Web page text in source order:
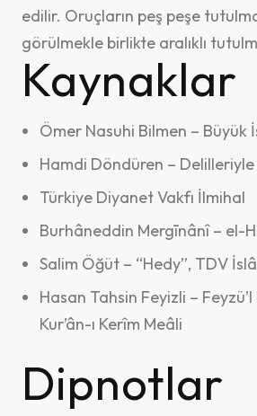
edilir. Oruçların peş peşe
görülmekle birlikte aralıklı
Kaynaklar
Ömer Nasuhi Bilmen – Büyük
Hamdi Döndüren –
Türkiye Diyanet Vakfı İlmihal
Burhâneddin Mergīnânî – el-
Salim Öğüt – “Hedy”, TDV
Hasan Tahsin Feyizli –
Kur’ân-ı Kerîm Meâli
Dipnotlar